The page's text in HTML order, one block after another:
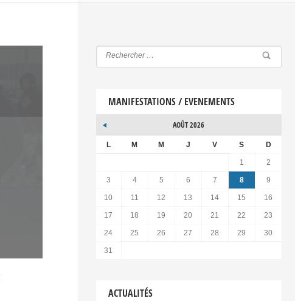
MANIFESTATIONS / EVENEMENTS
AOÛT 2026
L M M J V S D
1 2
3 4 5 6 7 8 9
10 11 12 13 14 15 16
17 18 19 20 21 22 23
24 25 26 27 28 29 30
31
ACTUALITÉS